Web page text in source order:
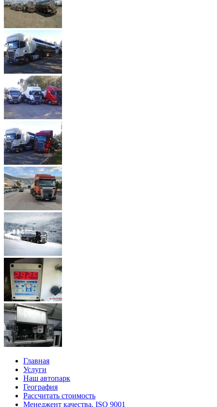
Главная
Услуги
Наш автопарк
География
Рассчитать стоимость
Менеджент качества. ISO 9001